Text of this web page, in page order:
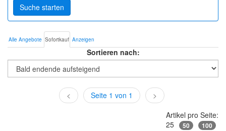
Suche starten
Alle Angebote Sofortkauf Anzeigen
Sortieren nach:
< Seite 1 von 1
>
Artikel pro Seite:
25
50 100